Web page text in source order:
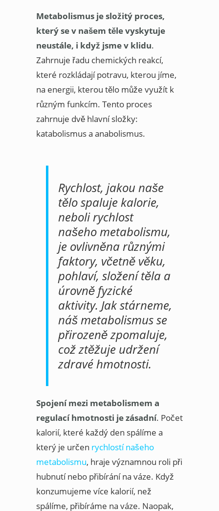
Metabolismus je složitý proces,
který se v našem těle vyskytuje
neustále, i když jsme v klidu.
Zahrnuje řadu chemických reakcí,
které rozkládají potravu, kterou jíme,
na energii, kterou tělo může využít k
různým funkcím. Tento proces
zahrnuje dvě hlavní složky:
katabolismus a anabolismus.
Rychlost, jakou naše
tělo spaluje kalorie,
neboli rychlost
našeho metabolismu,
je ovlivněna různými
faktory, včetně věku,
pohlaví, složení těla a
úrovně fyzické
aktivity. Jak stárneme,
náš metabolismus se
přirozeně zpomaluje,
což ztěžuje udržení
zdravé hmotnosti.
Spojení mezi metabolismem a
regulací hmotnosti je zásadní. Počet
kalorií, které každý den spálíme a
který je určen rychlostí našeho
metabolismu, hraje významnou roli při
hubnutí nebo přibírání na váze. Když
konzumujeme více kalorií, než
spálíme, přibíráme na váze. Naopak,